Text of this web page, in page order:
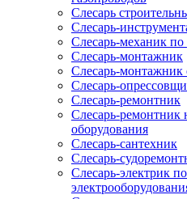
Слесарь
Слесарь-
Слесарь-механик по
Слесарь-монтажник
Слесарь-монтажник
Слесарь-
Слесарь-ремонтник
Слесарь-ремонтник
оборудования
Слесарь-сантехник
Слесарь-
Слесарь-электрик